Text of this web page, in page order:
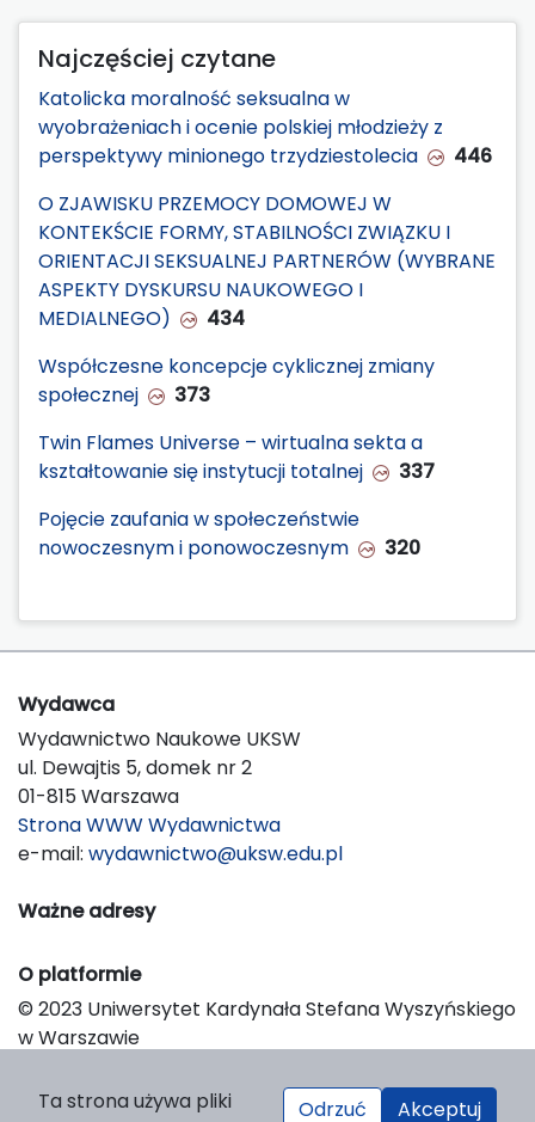
Najczęściej czytane
Katolicka moralność seksualna w
wyobrażeniach i ocenie polskiej młodzieży z
perspektywy minionego trzydziestolecia
446
O ZJAWISKU PRZEMOCY DOMOWEJ W
KONTEKŚCIE FORMY, STABILNOŚCI ZWIĄZKU I
ORIENTACJI SEKSUALNEJ PARTNERÓW (WYBRANE
ASPEKTY DYSKURSU NAUKOWEGO I
MEDIALNEGO)
434
Współczesne koncepcje cyklicznej zmiany
społecznej
373
Twin Flames Universe – wirtualna sekta a
kształtowanie się instytucji totalnej
337
Pojęcie zaufania w społeczeństwie
nowoczesnym i ponowoczesnym
320
Wydawca
Wydawnictwo Naukowe UKSW
ul. Dewajtis 5, domek nr 2
01-815 Warszawa
Strona WWW Wydawnictwa
e-mail: wydawnictwo@uksw.edu.pl
Ważne adresy
O platformie
© 2023 Uniwersytet Kardynała Stefana Wyszyńskiego
w Warszawie
Platform & Workflow by OJS/PKP
Ta strona używa pliki
Odrzuć Akceptuj